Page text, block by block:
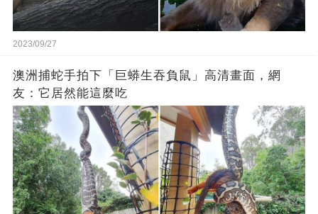
2023/09/27
澳洲捕蛇手拍下「巨蟒生吞負鼠」高清畫面，網
友：它居然能這麼吃